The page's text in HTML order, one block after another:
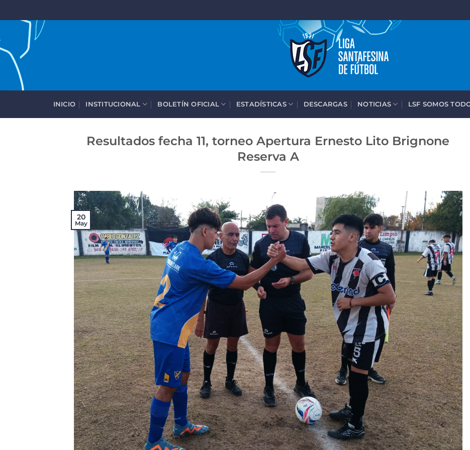
contenido
INICIO INSTITUCIONAL BOLETÍN OFICIAL ESTADÍSTICAS DESCARGAS NOTICIAS LSF SOMOS
Resultados fecha 11, torneo Apertura Ernesto Lito Brignone
Reserva A
20
May